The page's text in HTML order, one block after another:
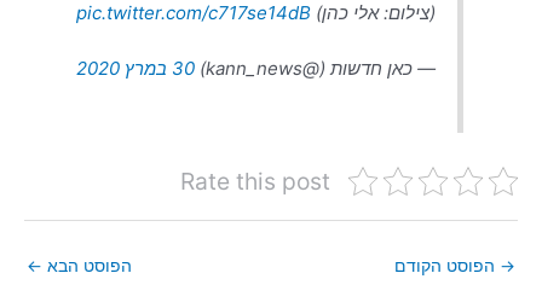
(צילום: אלי כהן)pic.twitter.com/c717se14dB
— כאן חדשות (@kann_news) 30 במרץ 2020
Rate this post
→ הפוסט הקודם הפוסט הבא ←